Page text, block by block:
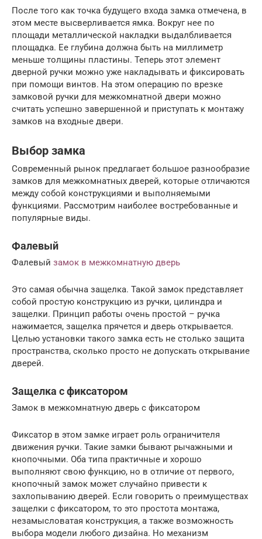
После того как точка будущего входа замка отмечена, в
этом месте высверливается ямка. Вокруг нее по
площади металлической накладки выдалбливается
площадка. Ее глубина должна быть на миллиметр
меньше толщины пластины. Теперь этот элемент
дверной ручки можно уже накладывать и фиксировать
при помощи винтов. На этом операцию по врезке
замковой ручки для межкомнатной двери можно
считать успешно завершенной и приступать к монтажу
замков на входные двери.
Выбор замка
Современный рынок предлагает большое разнообразие
замков для межкомнатных дверей, которые отличаются
между собой конструкциями и выполняемыми
функциями. Рассмотрим наиболее востребованные и
популярные виды.
Фалевый
Фалевый замок в межкомнатную дверь
Это самая обычна защелка. Такой замок представляет
собой простую конструкцию из ручки, цилиндра и
защелки. Принцип работы очень простой – ручка
нажимается, защелка прячется и дверь открывается.
Целью установки такого замка есть не столько защита
пространства, сколько просто не допускать открывание
дверей.
Защелка с фиксатором
Замок в межкомнатную дверь с фиксатором
Фиксатор в этом замке играет роль ограничителя
движения ручки. Такие замки бывают рычажными и
кнопочными. Оба типа практичные и хорошо
выполняют свою функцию, но в отличие от первого,
кнопочный замок может случайно привести к
захлопыванию дверей. Если говорить о преимуществах
защелки с фиксатором, то это простота монтажа,
незамысловатая конструкция, а также возможность
выбора модели любого дизайна. Но механизм